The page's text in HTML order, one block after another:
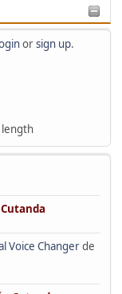
orsign up.
length
Voice Changerde